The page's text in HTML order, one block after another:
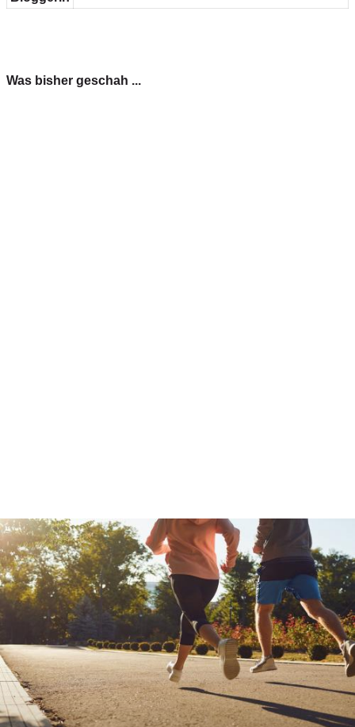
Was bisher geschah ...